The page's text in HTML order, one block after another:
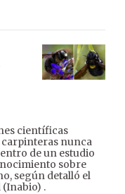
científicas
carpinteras nunca
de un estudio
sobre
según detalló el
.